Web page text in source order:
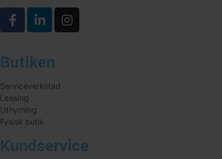
Butiken
Serviceverkstad
Leasing
Uthyrning
Fysisk butik
Kundservice